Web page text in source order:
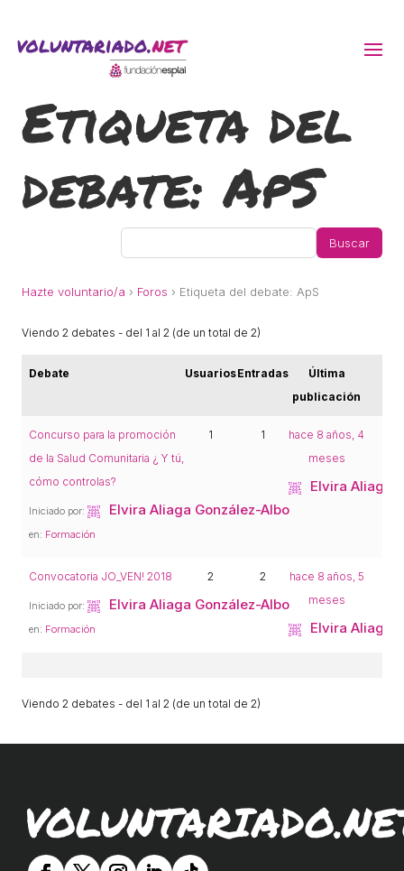
Etiqueta del
debate:ApS
Hazte voluntario/a › Foros › Etiqueta del debate: ApS
Viendo 2 debates - del 1 al 2 (de un total de 2)
Debate UsuariosEntradas
Última
publicación
Concurso para la promoción
de la Salud Comunitaria ¿ Y tú,
cómo controlas?
Iniciado por: Elvira Aliaga González-Albo
en: Formación
1 1
hace 8 años, 4
meses
Elvira Aliaga
Convocatoria JO_VEN! 2018
Iniciado por: Elvira Aliaga González-Albo
en: Formación
2 2
hace 8 años, 5
meses
Elvira Aliaga
Viendo 2 debates - del 1 al 2 (de un total de 2)
MÓN ESCOLAR
ALBERG CENTRE ESPLAI
FORMACIÓ
SUPORT TERCER SECTOR
L'equip
Missió i valors